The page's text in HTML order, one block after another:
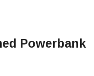
Powerbank